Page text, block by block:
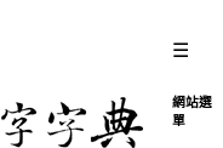
☰
網站選
單